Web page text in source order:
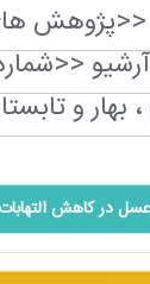
<<پژوهش
و تابستان
در کاهش